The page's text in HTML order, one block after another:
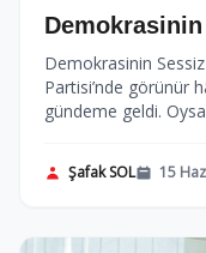
Demokrasinin
Demokrasinin
Partisi’nde görünür
gündeme geldi.
Şafak SOL 15